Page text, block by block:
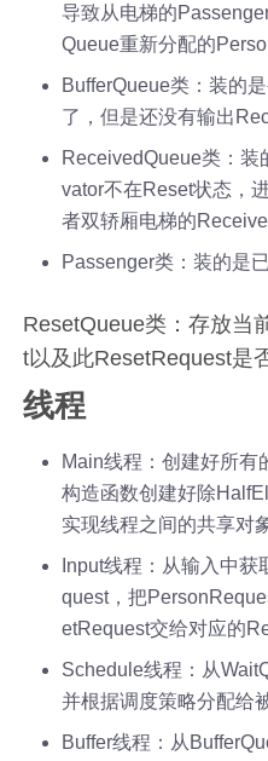
导致从电梯的
Queue重新分配的
BufferQueue类：装的
了，但是还没有输出
ReceivedQueue类：装
vator不在Reset状态，
者双轿厢电梯的
Passenger类：装的是
ResetQueue类：存放当
t以及此ResetRequest是
线程
Main线程：创建好所有
构造函数创建好除
实现线程之间的共享对
Input线程：从输入中
quest，把
etRequest交给对应的
Schedule线程：从
并根据调度策略分配给
Buffer线程：从